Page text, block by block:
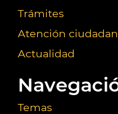
Trámites
Atención
Actualidad
Temas